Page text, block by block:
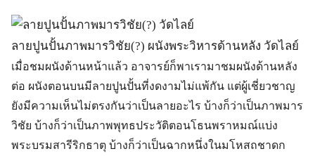
ลายปูนปั้นภาพมารวิชัย(?) ผนังพระวิหารด้านหลัง วัดไลย์
เมื่อชมผนังด้านหน้าแล้ว อาจารย์ก็พาเรามาชมผนังด้านหลัง
ต่อ ผนังตอนบนมีลายปูนปั้นที่งดงามไม่แพ้กัน แต่ผู้เชี่ยวชาญ
ยังมีความเห็นไม่ตรงกันว่าเป็นลายอะไร บ้างก็ว่าเป็นภาพมาร
วิชัย บ้างก็ว่าเป็นภาพพุทธประวัติตอนโธนพราหมณ์แบ่ง
พระบรมสารีริกธาตุ บ้างก็ว่าเป็นฉากหนึ่งในมโหสถชาดก